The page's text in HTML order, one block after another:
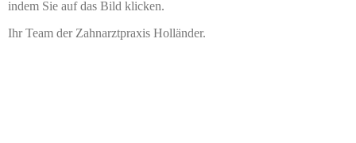
indem Sie auf das Bild klicken.
Ihr Team der Zahnarztpraxis Holländer.